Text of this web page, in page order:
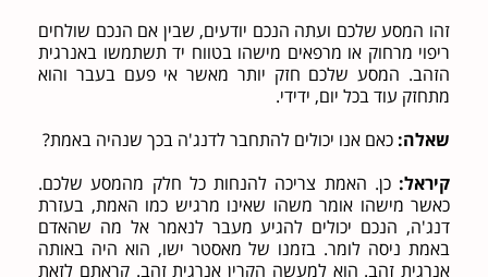
זהו המסע שלכם ועתה הנכם יודעים, שבין אם הנכם שולחים
ריפוי מרחוק או מרפאים מישהו בטווח יד תשתמשו באנרגית
הזהב. המסע שלכם חזק יותר מאשר אי פעם בעבר והוא
מתחזק עוד בכל יום, ידידי.
שאלה:כאם אנו יכולים להתחבר לדנג'ה בכך שנהיה באמת?
קיראל:כן. האמת צריכה להנחות כל חלק מהמסע שלכם.
כאשר מישהו אומר משהו שאינו מרגיש כמו האמת, בעזרת
דנג'ה, הנכם יכולים להגיע מעבר לנאמר אל מה שהאדם
באמת ניסה לומר. בזמנו של מאסטר ישו, הוא היה באותה
אנרגית זהב. הוא למעשה הקרין אנרגית זהב. קראתם לזאת